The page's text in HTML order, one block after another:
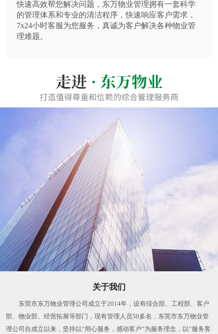
快速高效帮您解决问题，东万物业管理拥有一套科学
的管理体系和专业的清洁程序，快速响应客户需求，
7x24小时客服为您服务，真诚为客户解决各种物业管
理难题。
关于我们
东莞市东万物业管理公司成立于2014年，设有综合部、工程部、客户
部、物业部、经营拓展等部门，现有管理人员50多名，东莞市东万物业管
理公司自成立以来，坚持以“用心服务，感动客户”为服务理念，以“服务客